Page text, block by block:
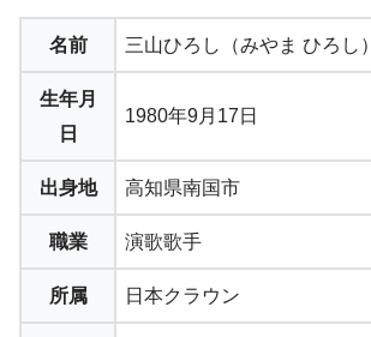
名前 三山ひろし（みやま ひろし）
生年月
日
1980年9月17日
出身地 高知県南国市
職業 演歌歌手
所属 日本クラウン